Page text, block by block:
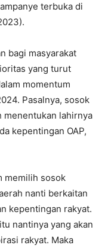
terbuka di
bagi masyarakat
yang turut
momentum
Pasalnya, sosok
menentukan lahirnya
kepentingan OAP,
memilih sosok
nanti berkaitan
kepentingan rakyat.
nantinya yang akan
rakyat. Maka